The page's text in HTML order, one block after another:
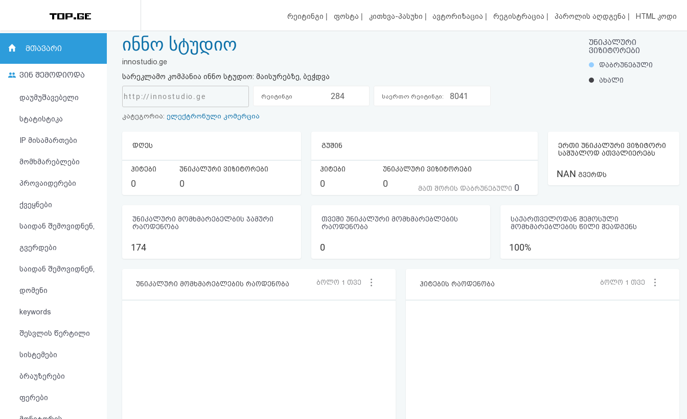
რეიტინგი | ფოსტა | კითხვა-პასუხი | ავტორიზაცია | რეგისტრაცია | პაროლის აღდგენა | HTML კოდი
რეიტინგი
(მთავარი)
კითხვა-
პასუხი
ავტორიზაცია
რეგისტრაცია
სალიცენზიო
შეთანხმება
მთავარი
ვინ შემოდიოდა
დაუმუშავებელი
სტატისტიკა
IP მისამართები
მომხმარებლები
პროვაიდერები
ქვეყნები
საიდან შემოვიდნენ,
გვერდები
საიდან შემოვიდნენ,
დომენი
keywords
შესვლის წერტილი
სისტემები
ბრაუზერები
ფერები
ინნო სტუდიო
innostudio.ge
სარეკლამო კომპანია ინნო სტუდიო: მაისურებზე, ბეჭდვა
http://innostudio.ge რეიტინგი
კატეგორიაში:
284 საერთო რეიტინგი: 8041
კატეგორია: ელექტრონული კომერცია
უნიკალური
ვიზიტორები
დაბრუნებული
ახალი
დღეს
ჰიტები
0
უნიკალური ვიზიტორები
0
გუშინ
ჰიტები
0
უნიკალური ვიზიტორები
0 მათ შორის დაბრუნებული 0
ერთი უნიკალური ვიზიტორი
საშუალოდ ათვალიერებს
NAN გვერდს
უნიკალური მომხმარებელბის ჯამური
რაოდენობა
174
თვეში უნიკალური მომხმარებლების
რაოდენობა
0
საქართველოდან შემოსული
მომხმარებლების წილი შეადგენს
100%
უნიკალური მომხმარებლების რაოდენობა ბოლო 1 თვე ჰიტების რაოდენობა ბოლო 1 თვე